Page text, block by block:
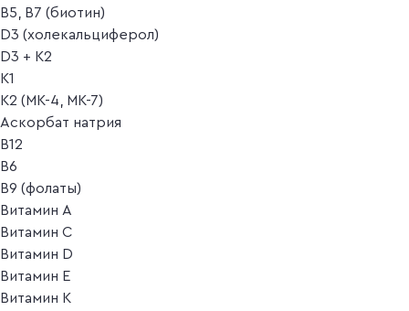
B5, B7 (биотин)
D3 (холекальциферол)
D3 + K2
K1
K2 (MK-4, MK-7)
Аскорбат натрия
В12
В6
В9 (фолаты)
Витамин A
Витамин C
Витамин D
Витамин E
Витамин K